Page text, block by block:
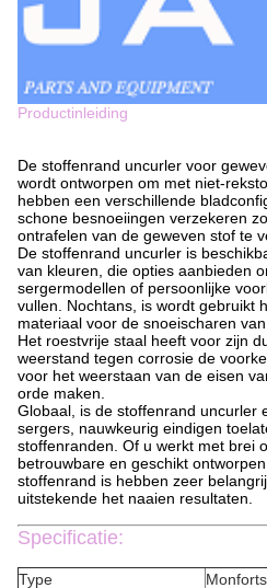
Productinleiding
De stoffenrand uncurler voor
wordt ontworpen om met niet-
hebben een verschillende
schone besnoeiingen verzekeren
ontrafelen van de geweven stof te
De stoffenrand uncurler is
van kleuren, die opties aanbieden
sergermodellen of persoonlijke
vullen. Nochtans, is wordt gebruikt
materiaal voor de snoeischaren
Het roestvrije staal heeft voor zijn
weerstand tegen corrosie de
voor het weerstaan van de eisen
orde maken.
Globaal, is de stoffenrand uncurler
sergers, nauwkeurig eindigen
stoffenranden. Of u werkt met brei
betrouwbare en geschikt
stoffenrand is hebben zeer
uitstekende het naaien resultaten.
Specificatie:
Type Monforts